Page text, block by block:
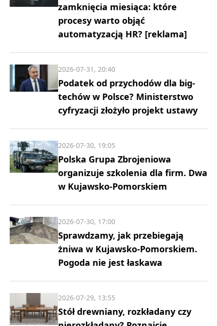
zamknięcia miesiąca: które
procesy warto objąć
automatyzacją HR? [reklama]
Podatek od przychodów dla big-
techów w Polsce? Ministerstwo
cyfryzacji złożyło projekt ustawy
2026-07-31, 20:40
Polska Grupa Zbrojeniowa
organizuje szkolenia dla firm. Dwa
w Kujawsko-Pomorskiem
2026-07-30, 19:05
Sprawdzamy, jak przebiegają
żniwa w Kujawsko-Pomorskiem.
Pogoda nie jest łaskawa
2026-07-30, 17:00
Stół drewniany, rozkładany czy
2026-07-29, 13:55